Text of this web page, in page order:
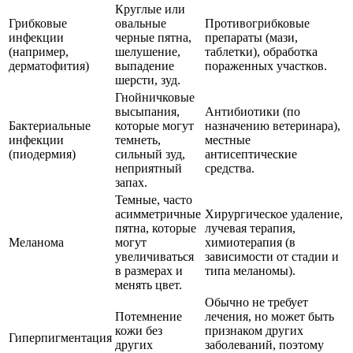
Грибковые
инфекции
(например,
дерматофития)
Круглые или
овальные
черные пятна,
шелушение,
выпадение
шерсти, зуд.
Противогрибковые
препараты (мази,
таблетки), обработка
пораженных участков.
Бактериальные
инфекции
(пиодермия)
Гнойничковые
высыпания,
которые могут
темнеть,
сильный зуд,
неприятный
запах.
Антибиотики (по
назначению ветеринара),
местные
антисептические
средства.
Меланома
Темные, часто
асимметричные
пятна, которые
могут
увеличиваться
в размерах и
менять цвет.
Хирургическое удаление,
лучевая терапия,
химиотерапия (в
зависимости от стадии и
типа меланомы).
Гиперпигментация
Потемнение
кожи без
других
Обычно не требует
лечения, но может быть
признаком других
заболеваний, поэтому